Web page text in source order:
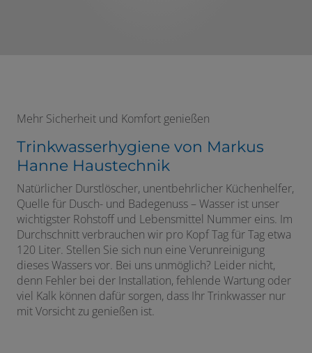
Mehr Sicherheit und Komfort genießen
Trinkwasserhygiene von Markus
Hanne Haustechnik
Natürlicher Durstlöscher, unentbehrlicher Küchenhelfer,
Quelle für Dusch- und Badegenuss – Wasser ist unser
wichtigster Rohstoff und Lebensmittel Nummer eins. Im
Durchschnitt verbrauchen wir pro Kopf Tag für Tag etwa
120 Liter. Stellen Sie sich nun eine Verunreinigung
dieses Wassers vor. Bei uns unmöglich? Leider nicht,
denn Fehler bei der Installation, fehlende Wartung oder
viel Kalk können dafür sorgen, dass Ihr Trinkwasser nur
mit Vorsicht zu genießen ist.